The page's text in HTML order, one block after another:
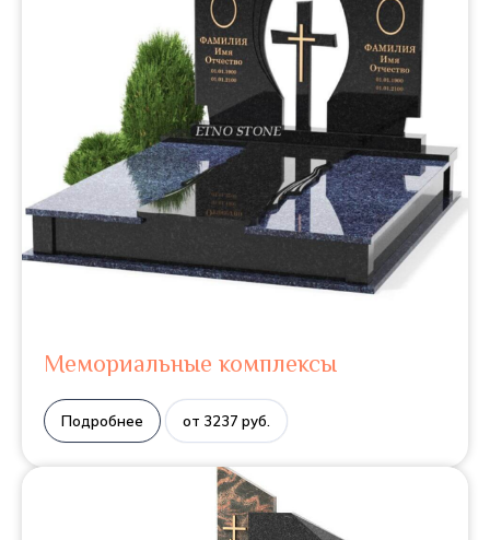
Мемориальные комплексы
Подробнее от 3237 руб.